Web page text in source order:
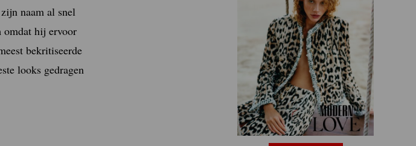
naam al snel
omdat hij ervoor
bekritiseerde
looks gedragen